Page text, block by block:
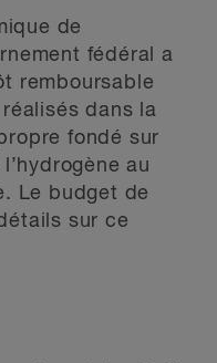
de
fédéral a
remboursable
dans la
fondé sur
au
Le budget de
sur ce